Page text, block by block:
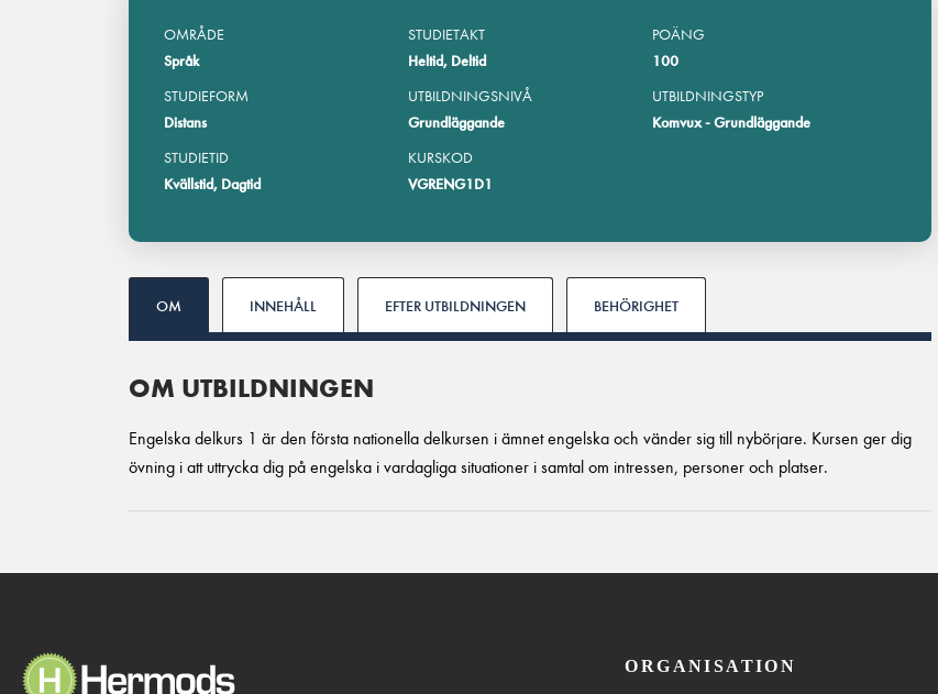
OMRÅDE
Språk
STUDIETAKT
Heltid, Deltid
POÄNG
100
STUDIEFORM
Distans
UTBILDNINGSNIVÅ
Grundläggande
UTBILDNINGSTYP
Komvux - Grundläggande
STUDIETID
Kvällstid, Dagtid
KURSKOD
VGRENG1D1
OM INNEHÅLL EFTER UTBILDNINGEN BEHÖRIGHET
OM UTBILDNINGEN
Engelska delkurs 1 är den första nationella delkursen i ämnet engelska och vänder sig till nybörjare. Kursen ger dig
övning i att uttrycka dig på engelska i vardagliga situationer i samtal om intressen, personer och platser.
ORGANISATION